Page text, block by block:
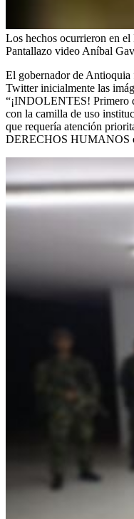
Los hechos ocurrieron en
Pantallazo video Aníbal
El gobernador de
Twitter inicialmente las
“¡INDOLENTES! Primero
con la camilla de uso
que requería atención
DERECHOS HUMANOS